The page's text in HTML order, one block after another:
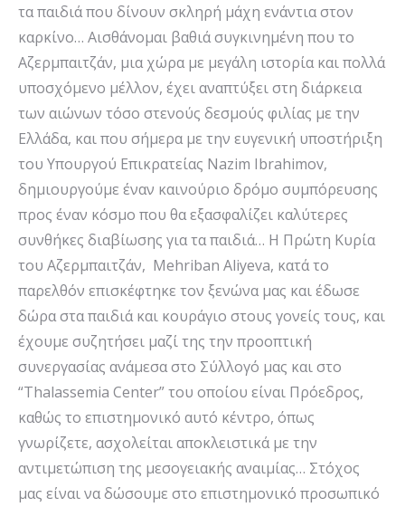
τα παιδιά που δίνουν σκληρή μάχη ενάντια στον
καρκίνο… Αισθάνομαι βαθιά συγκινημένη που το
Αζερμπαιτζάν, μια χώρα με μεγάλη ιστορία και πολλά
υποσχόμενο μέλλον, έχει αναπτύξει στη διάρκεια
των αιώνων τόσο στενούς δεσμούς φιλίας με την
Ελλάδα, και που σήμερα με την ευγενική υποστήριξη
του Υπουργού Επικρατείας Nazim Ibrahimov,
δημιουργούμε έναν καινούριο δρόμο συμπόρευσης
προς έναν κόσμο που θα εξασφαλίζει καλύτερες
συνθήκες διαβίωσης για τα παιδιά… Η Πρώτη Κυρία
του Αζερμπαιτζάν, Mehriban Aliyeva, κατά το
παρελθόν επισκέφτηκε τον ξενώνα μας και έδωσε
δώρα στα παιδιά και κουράγιο στους γονείς τους, και
έχουμε συζητήσει μαζί της την προοπτική
συνεργασίας ανάμεσα στο Σύλλογό μας και στο
“Thalassemia Center” του οποίου είναι Πρόεδρος,
καθώς το επιστημονικό αυτό κέντρο, όπως
γνωρίζετε, ασχολείται αποκλειστικά με την
αντιμετώπιση της μεσογειακής αναιμίας… Στόχος
μας είναι να δώσουμε στο επιστημονικό προσωπικό